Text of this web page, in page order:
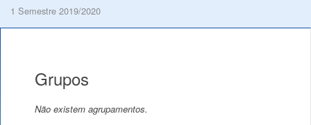
1 Semestre 2019/2020
Grupos
Não existem agrupamentos.